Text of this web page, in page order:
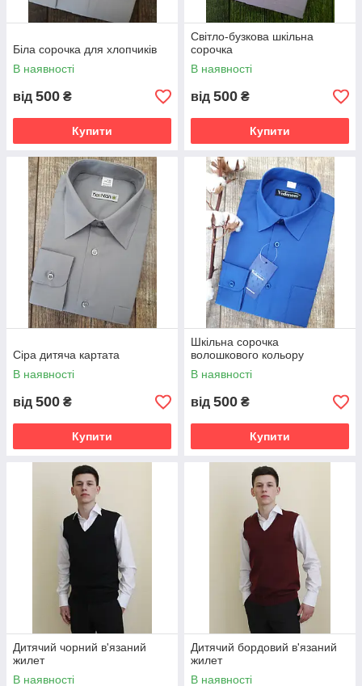
Біла сорочка для хлопчиків
В наявності
від 500 ₴
Купити
Світло-бузкова шкільна
сорочка
В наявності
від 500 ₴
Купити
Сіра дитяча картата
В наявності
від 500 ₴
Купити
Шкільна сорочка
волошкового кольору
В наявності
від 500 ₴
Купити
Дитячий чорний в'язаний
жилет
В наявності
Дитячий бордовий в'язаний
жилет
В наявності